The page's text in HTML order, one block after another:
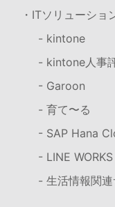
・ITソリューショ
- kintone
- kintone人事
- Garoon
- 育て〜る
- SAP Hana
- LINE WORKS
- 生活情報関連